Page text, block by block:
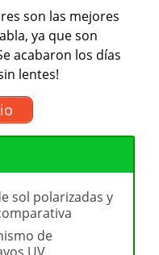
son las mejores
ya que son
acabaron los días
lentes!
sol polarizadas y
de